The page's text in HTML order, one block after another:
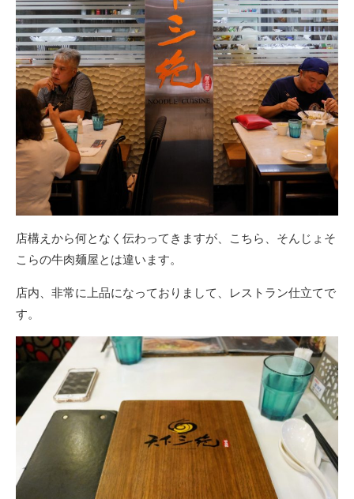
店構えから何となく伝わってきますが、こちら、そんじょそ
こらの牛肉麺屋とは違います。
店内、非常に上品になっておりまして、レストラン仕立てで
す。